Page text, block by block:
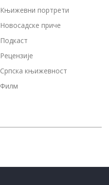
Књижевни портрети
Новосадске приче
Подкаст
Рецензије
Српска књижевност
Филм